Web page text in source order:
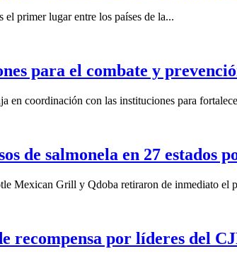
primer lugar entre los países de la...
para el combate y
en coordinación con las instituciones para
de salmonela en 27 estados
Mexican Grill y Qdoba retiraron de inmediato el
recompensa por líderes del